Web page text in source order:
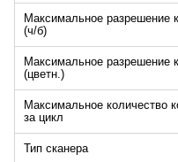
Максимальное разрешение
(ч/б)
Максимальное разрешение
(цветн.)
Максимальное количество
за цикл
Тип сканера